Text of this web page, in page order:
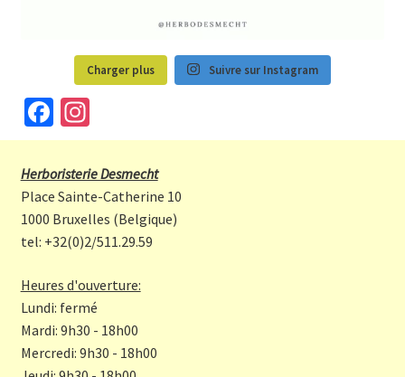
Charger plus Suivre sur Instagram
Fa
ce
b
o
o
k
In
st
a
gr
a
m
Herboristerie Desmecht
Place Sainte-Catherine 10
1000 Bruxelles (Belgique)
tel: +32(0)2/511.29.59
Heures d'ouverture:
Lundi: fermé
Mardi: 9h30 - 18h00
Mercredi: 9h30 - 18h00